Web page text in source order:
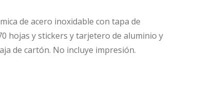
de acero inoxidable con tapa de
hojas y stickers y tarjetero de aluminio y
de cartón. No incluye impresión.